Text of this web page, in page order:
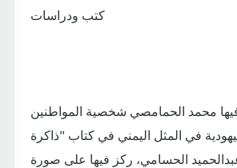
كتب ودراسات
محمد الحمامصي شخصية المواطنين
في المثل اليمني في كتاب "ذاكرة
الحسامي، ركز فيها على صورة